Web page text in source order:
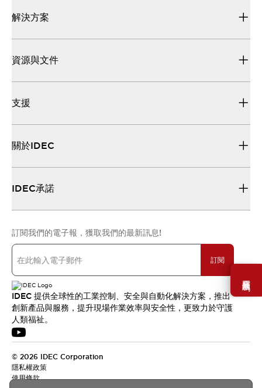
需要幫助嗎？
解決方案
資源與文件
支援
關於IDEC
IDEC承諾
訂閱我們的電子報，獲取我們的最新訊息!
訂閱
IDEC 提供全球性的工業控制、安全與自動化解決方案，推出
創新產品與服務，提升現場作業效率與安全性，更致力於守護
人類福祉。
© 2026 IDEC Corporation
隱私權政策
使用條款